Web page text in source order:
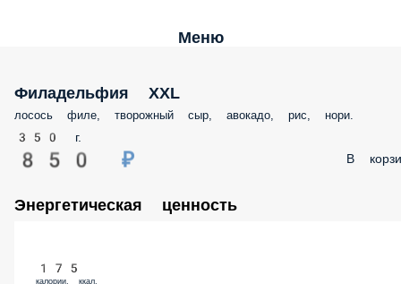
Меню
Филадельфия XXL
лосось филе, творожный сыр, авокадо, рис, нори.
350 г.
850 ₽ В
Энергетическая ценность
175
калории, ккал.